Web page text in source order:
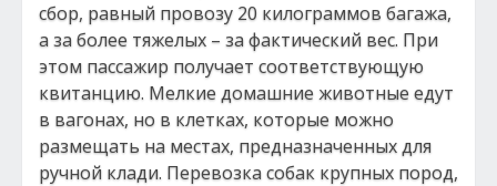
сбор, равный провозу 20 килограммов багажа,
а за более тяжелых – за фактический вес. При
этом пассажир получает соответствующую
квитанцию. Мелкие домашние животные едут
в вагонах, но в клетках, которые можно
размещать на местах, предназначенных для
ручной клади. Перевозка собак крупных пород,